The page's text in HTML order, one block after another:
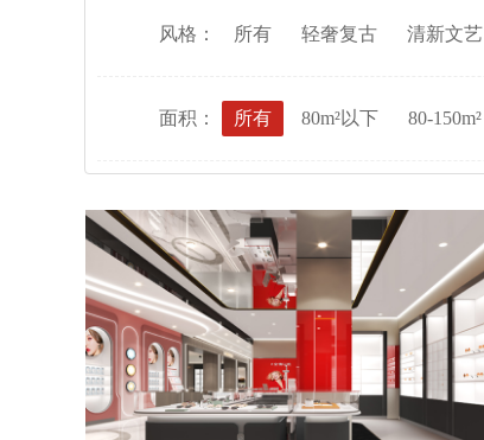
风格： 所有 轻奢复古 清新文艺
面积： 所有 80m²以下 80-150m²